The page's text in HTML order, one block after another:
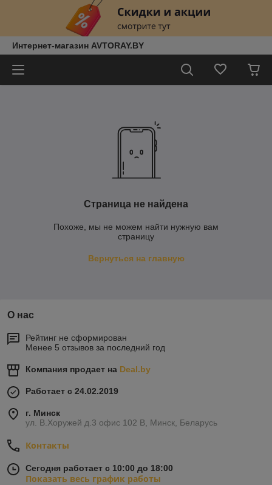
Интернет-магазин AVTORAY.BY
Страница не найдена
Похоже, мы не можем найти нужную вам
страницу
Вернуться на главную
О нас
Рейтинг не сформирован
Менее 5 отзывов за последний год
Компания продает на Deal.by
Работает с 24.02.2019
г. Минск
ул. В.Хоружей д.3 офис 102 В, Минск, Беларусь
Контакты
Сегодня работает с 10:00 до 18:00
Показать весь график работы